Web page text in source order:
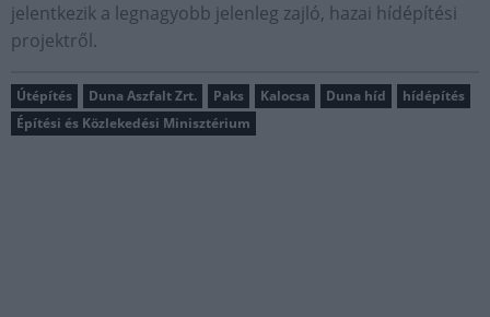
jelentkezik a legnagyobb jelenleg zajló, hazai hídépítési
projektről.
Útépítés Duna Aszfalt Zrt. Paks Kalocsa Duna híd
hídépítés
Építési és Közlekedési Minisztérium